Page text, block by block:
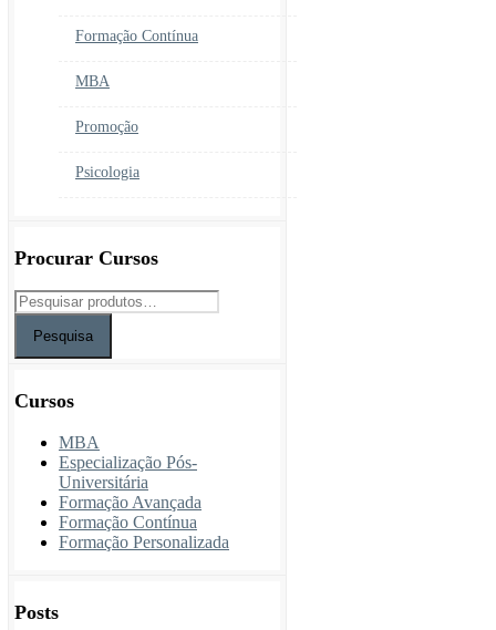
Formação Contínua
MBA
Promoção
Psicologia
Procurar Cursos
Pesquisa
Cursos
MBA
Especialização Pós-
Universitária
Formação Avançada
Formação Contínua
Formação Personalizada
Posts